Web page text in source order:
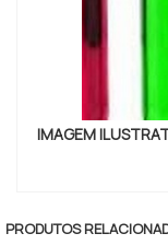
IMAGEM
PRODUTOS